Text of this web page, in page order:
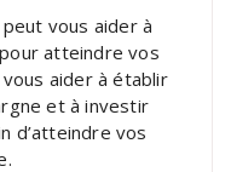
vous aider à
atteindre vos
aider à établir
et à investir
d’atteindre vos